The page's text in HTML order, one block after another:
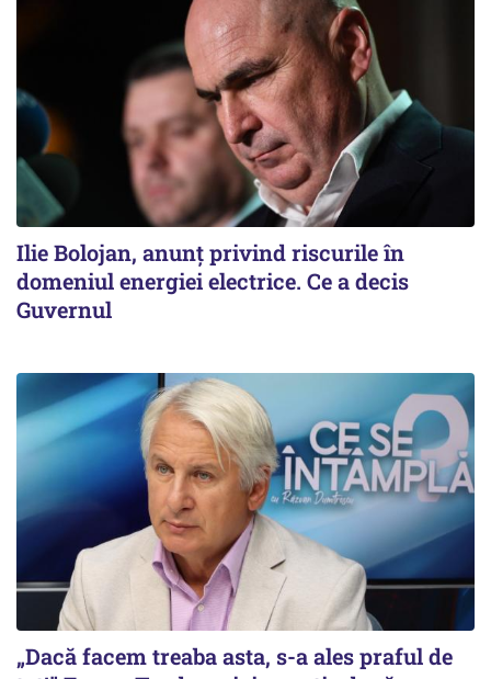
Ilie Bolojan, anunț privind riscurile în
domeniul energiei electrice. Ce a decis
Guvernul
„Dacă facem treaba asta, s-a ales praful de